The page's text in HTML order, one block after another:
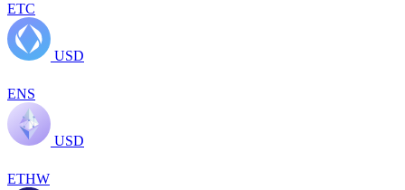
ETC
USD
ENS
USD
ETHW